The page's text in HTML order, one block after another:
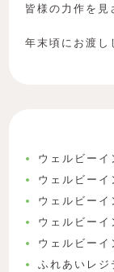
皆様の力作を見
年末頃にお渡し
ウェルビーイ
ウェルビーイ
ウェルビーイ
ウェルビーイ
ウェルビーイ
ふれあいレジ